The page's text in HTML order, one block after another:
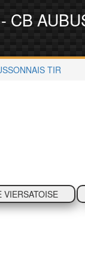
- CB
TIR
VIERSATOISE